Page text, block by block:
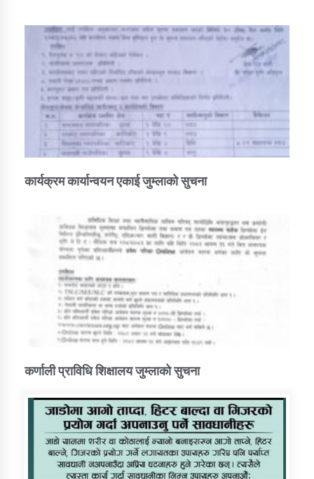
कार्यक्रम कार्यान्वयन एकाई जुम्लाको सुचना
कर्णाली प्राविधि शिक्षालय जुम्लाको सुचना